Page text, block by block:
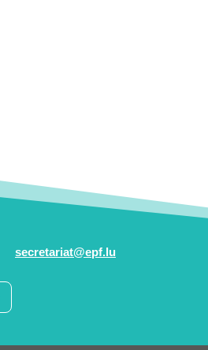
secretariat@epf.lu